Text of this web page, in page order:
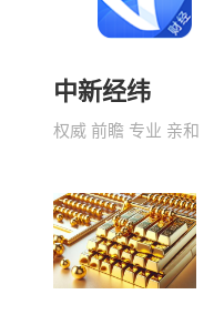
中新经纬
权威 前瞻 专业 亲和